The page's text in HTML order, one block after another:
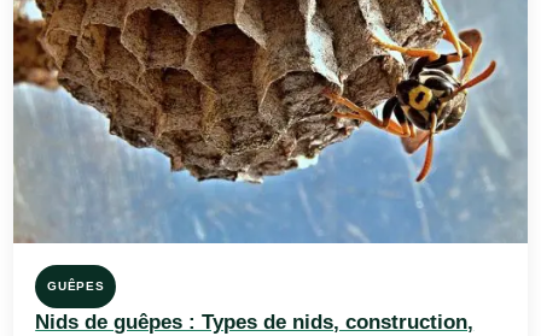
GUÊPES
Nids de guêpes : Types de nids, construction,